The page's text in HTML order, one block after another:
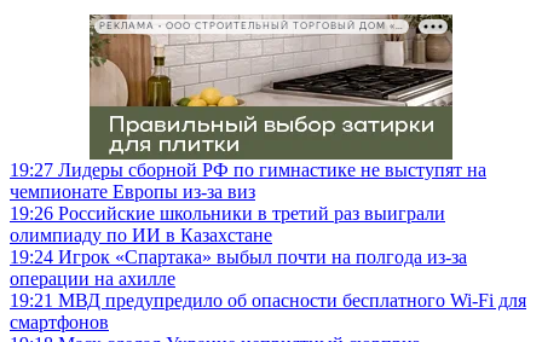
РЕКЛАМА • ООО СТРОИТЕЛЬНЫЙ ТОРГОВЫЙ ДОМ «ПЕТРОВИЧ», ИНН 7802348846
19:27 Лидеры сборной РФ по гимнастике не выступят на
чемпионате Европы из-за виз
19:26 Российские школьники в третий раз выиграли
олимпиаду по ИИ в Казахстане
19:24 Игрок «Спартака» выбыл почти на полгода из-за
операции на ахилле
19:21 МВД предупредило об опасности бесплатного Wi-Fi для
смартфонов